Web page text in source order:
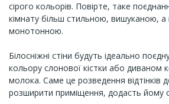
сірого кольорів. Повірте, таке
кімнату більш стильною, вишуканою, а
монотонною.
Білосніжні стіни будуть ідеально
кольору слонової кістки або диваном
молока. Саме це розведення відтінків
розширити приміщення, додасть йому